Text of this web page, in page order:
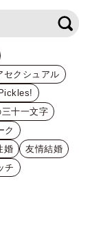
セクシュアル
Pickles!
三十一文字
ク
婚
友情結婚
チ